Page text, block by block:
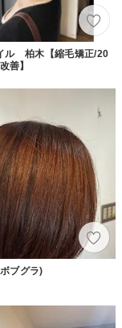
ル 柏木【縮毛矯正/20
善】
ブグラ)